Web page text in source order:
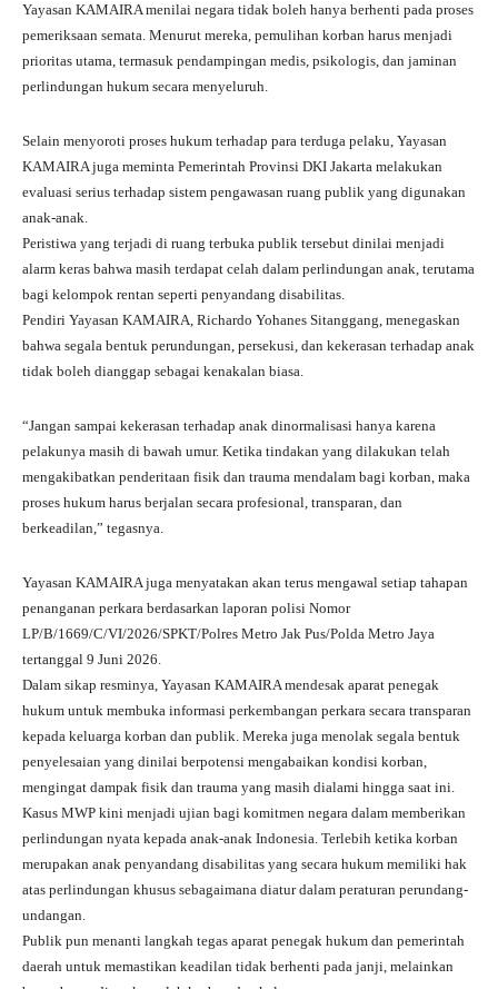
Yayasan KAMAIRA menilai negara tidak boleh hanya berhenti pada proses
pemeriksaan semata. Menurut mereka, pemulihan korban harus menjadi
prioritas utama, termasuk pendampingan medis, psikologis, dan jaminan
perlindungan hukum secara menyeluruh.
Selain menyoroti proses hukum terhadap para terduga pelaku, Yayasan
KAMAIRA juga meminta Pemerintah Provinsi DKI Jakarta melakukan
evaluasi serius terhadap sistem pengawasan ruang publik yang digunakan
anak-anak.
Peristiwa yang terjadi di ruang terbuka publik tersebut dinilai menjadi
alarm keras bahwa masih terdapat celah dalam perlindungan anak, terutama
bagi kelompok rentan seperti penyandang disabilitas.
Pendiri Yayasan KAMAIRA, Richardo Yohanes Sitanggang, menegaskan
bahwa segala bentuk perundungan, persekusi, dan kekerasan terhadap anak
tidak boleh dianggap sebagai kenakalan biasa.
“Jangan sampai kekerasan terhadap anak dinormalisasi hanya karena
pelakunya masih di bawah umur. Ketika tindakan yang dilakukan telah
mengakibatkan penderitaan fisik dan trauma mendalam bagi korban, maka
proses hukum harus berjalan secara profesional, transparan, dan
berkeadilan,” tegasnya.
Yayasan KAMAIRA juga menyatakan akan terus mengawal setiap tahapan
penanganan perkara berdasarkan laporan polisi Nomor
LP/B/1669/C/VI/2026/SPKT/Polres Metro Jak Pus/Polda Metro Jaya
tertanggal 9 Juni 2026.
Dalam sikap resminya, Yayasan KAMAIRA mendesak aparat penegak
hukum untuk membuka informasi perkembangan perkara secara transparan
kepada keluarga korban dan publik. Mereka juga menolak segala bentuk
penyelesaian yang dinilai berpotensi mengabaikan kondisi korban,
mengingat dampak fisik dan trauma yang masih dialami hingga saat ini.
Kasus MWP kini menjadi ujian bagi komitmen negara dalam memberikan
perlindungan nyata kepada anak-anak Indonesia. Terlebih ketika korban
merupakan anak penyandang disabilitas yang secara hukum memiliki hak
atas perlindungan khusus sebagaimana diatur dalam peraturan perundang-
undangan.
Publik pun menanti langkah tegas aparat penegak hukum dan pemerintah
daerah untuk memastikan keadilan tidak berhenti pada janji, melainkan